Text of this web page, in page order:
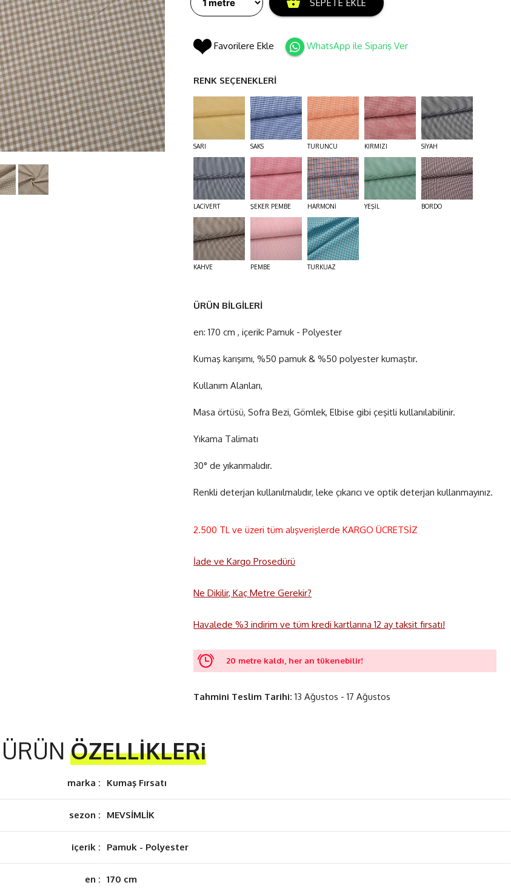
SEPETE EKLE
Favorilere Ekle WhatsApp ile Sipariş Ver
RENK SEÇENEKLERİ
SARI SAKS TURUNCU KIRMIZI SİYAH
LACİVERT ŞEKER PEMBE HARMONİ YEŞİL BORDO
KAHVE PEMBE TURKUAZ
ÜRÜN BİLGİLERİ
en: 170 cm , içerik: Pamuk - Polyester
Kumaş karışımı, %50 pamuk & %50 polyester kumaştır.
Kullanım Alanları,
Masa örtüsü, Sofra Bezi, Gömlek, Elbise gibi çeşitli kullanılabilinir.
Yıkama Talimatı
30° de yıkanmalıdır.
Renkli deterjan kullanılmalıdır, leke çıkarıcı ve optik deterjan kullanmayınız.
2.500 TL ve üzeri tüm alışverişlerde KARGO ÜCRETSİZ
İade ve Kargo Prosedürü
Ne Dikilir, Kaç Metre Gerekir?
Havalede %3 indirim ve tüm kredi kartlarına 12 ay taksit fırsatı!
20 metre kaldı, her an tükenebilir!
Tahmini Teslim Tarihi:13 Ağustos - 17 Ağustos
ÜRÜN ÖZELLİKLERi
marka : Kumaş Fırsatı
sezon : MEVSİMLİK
içerik : Pamuk - Polyester
en : 170 cm